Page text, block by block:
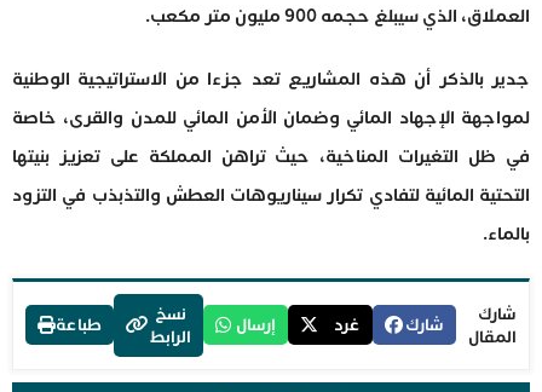
العملاق، الذي سيبلغ حجمه 900 مليون متر مكعب.
جدير بالذكر أن هذه المشاريع تعد جزءا من الاستراتيجية الوطنية
لمواجهة الإجهاد المائي وضمان الأمن المائي للمدن والقرى، خاصة
في ظل التغيرات المناخية، حيث تراهن المملكة على تعزيز بنيتها
التحتية المائية لتفادي تكرار سيناريوهات العطش والتذبذب في التزود
بالماء.
شارك
المقال
شارك غرد إرسال
نسخ
الرابط
طباعة